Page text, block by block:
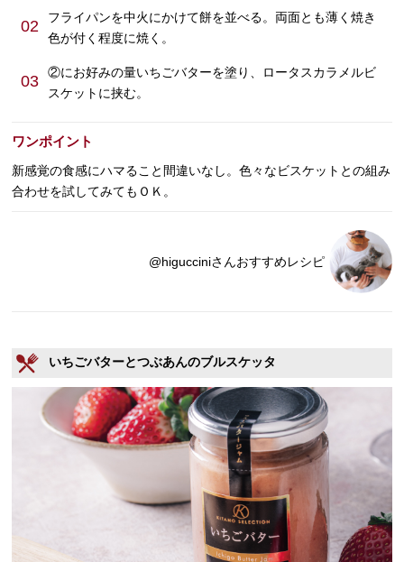
02
フライパンを中火にかけて餅を並べる。両面とも薄く焼き
色が付く程度に焼く。
03
②にお好みの量いちごバターを塗り、ロータスカラメルビ
スケットに挟む。
ワンポイント
新感覚の食感にハマること間違いなし。色々なビスケットとの組み
合わせを試してみてもＯＫ。
@higucciniさんおすすめレシピ
いちごバターとつぶあんのブルスケッタ